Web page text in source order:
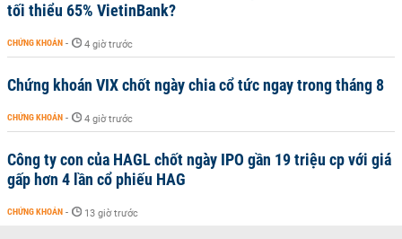
tối thiểu 65% VietinBank?
CHỨNG KHOÁN - 4 giờ trước
Chứng khoán VIX chốt ngày chia cổ tức ngay trong tháng 8
CHỨNG KHOÁN - 4 giờ trước
Công ty con của HAGL chốt ngày IPO gần 19 triệu cp với giá
gấp hơn 4 lần cổ phiếu HAG
CHỨNG KHOÁN - 13 giờ trước